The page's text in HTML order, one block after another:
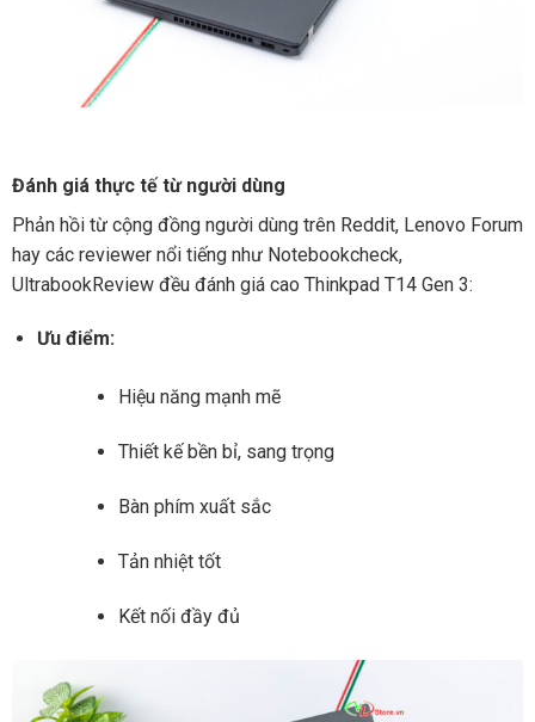
Đánh giá thực tế từ người dùng
Phản hồi từ cộng đồng người dùng trên Reddit, Lenovo Forum
hay các reviewer nổi tiếng như Notebookcheck,
UltrabookReview đều đánh giá cao Thinkpad T14 Gen 3:
Ưu điểm:
Hiệu năng mạnh mẽ
Thiết kế bền bỉ, sang trọng
Bàn phím xuất sắc
Tản nhiệt tốt
Kết nối đầy đủ